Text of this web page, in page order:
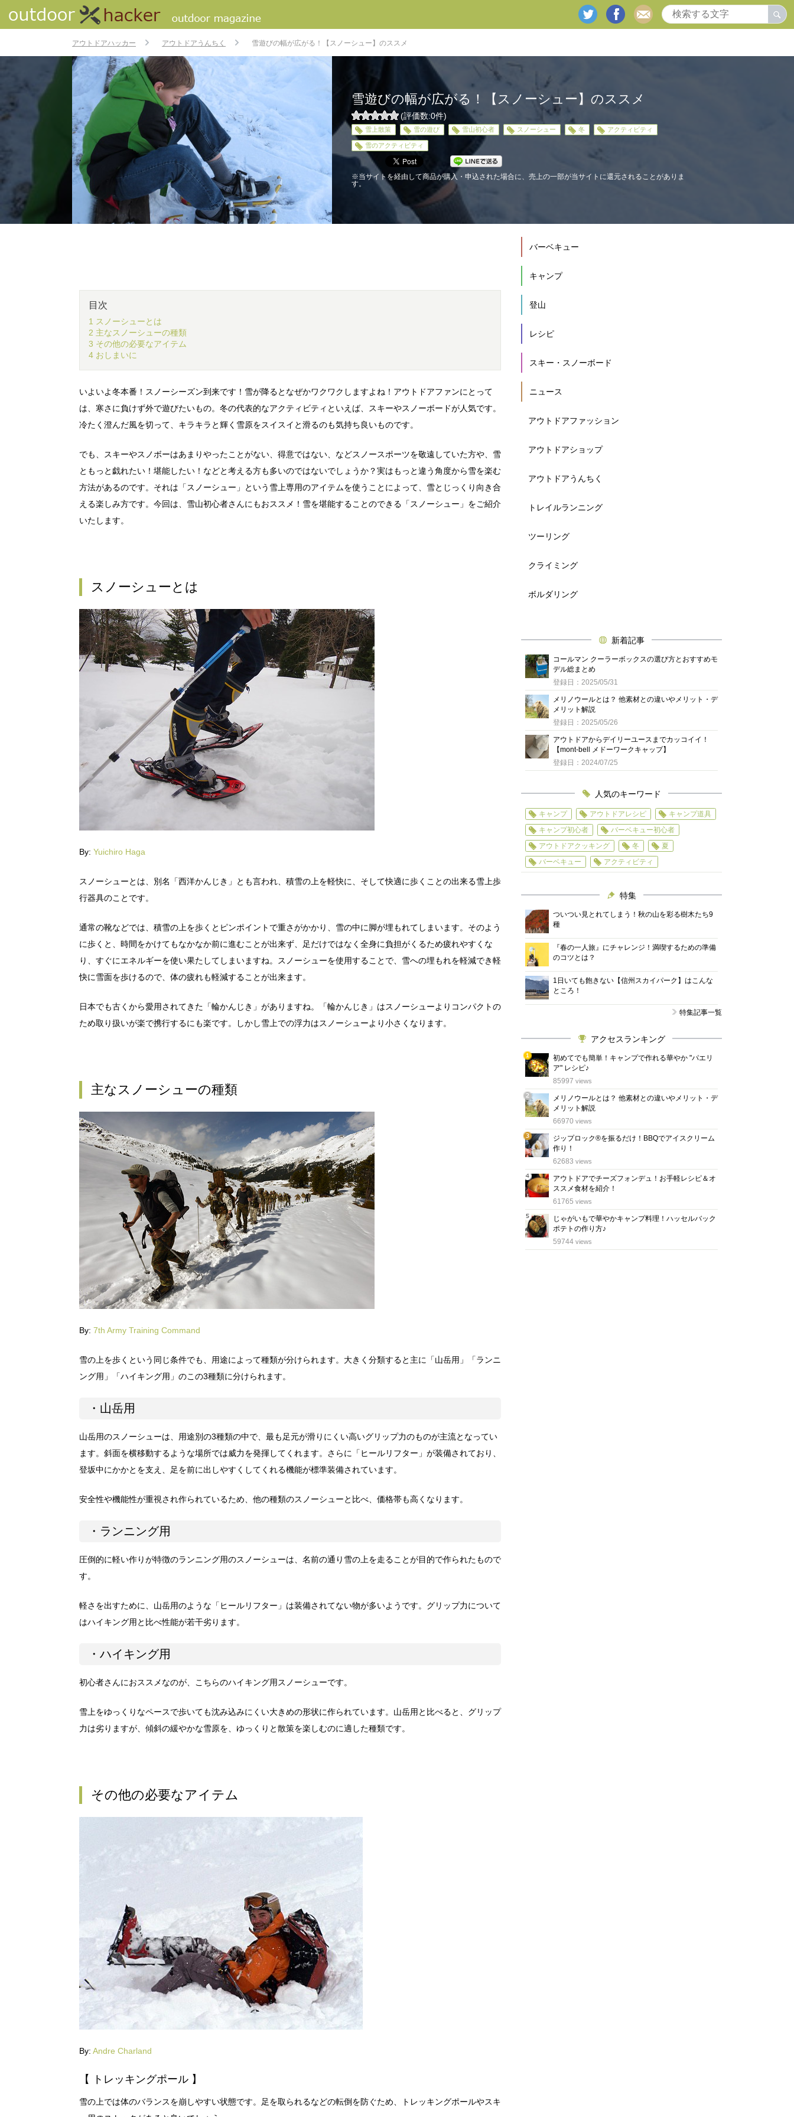
アウトドアハッカー アウトドアうんちく 雪遊びの幅が広がる！【スノーシュー】のススメ
雪遊びの幅が広がる！【スノーシュー】のススメ
0
5
(評価数:0件)
雪上散策 雪の遊び 雪山初心者 スノーシュー 冬 アクティビティ
雪のアクティビティ
※当サイトを経由して商品が購入・申込された場合に、売上の一部が当サイトに還元されることがありま
す。
目次
1 スノーシューとは
2 主なスノーシューの種類
3 その他の必要なアイテム
4 おしまいに
いよいよ冬本番！スノーシーズン到来です！雪が降るとなぜかワクワクしますよね！アウトドアファンにとって
は、寒さに負けず外で遊びたいもの。冬の代表的なアクティビティといえば、スキーやスノーボードが人気です。
冷たく澄んだ風を切って、キラキラと輝く雪原をスイスイと滑るのも気持ち良いものです。
でも、スキーやスノボーはあまりやったことがない、得意ではない、などスノースポーツを敬遠していた方や、雪
ともっと戯れたい！堪能したい！などと考える方も多いのではないでしょうか？実はもっと違う角度から雪を楽む
方法があるのです。それは「スノーシュー」という雪上専用のアイテムを使うことによって、雪とじっくり向き合
える楽しみ方です。今回は、雪山初心者さんにもおススメ！雪を堪能することのできる「スノーシュー」をご紹介
いたします。
スノーシューとは
By: Yuichiro Haga
スノーシューとは、別名「西洋かんじき」とも言われ、積雪の上を軽快に、そして快適に歩くことの出来る雪上歩
行器具のことです。
通常の靴などでは、積雪の上を歩くとピンポイントで重さがかかり、雪の中に脚が埋もれてしまいます。そのよう
に歩くと、時間をかけてもなかなか前に進むことが出来ず、足だけではなく全身に負担がくるため疲れやすくな
り、すぐにエネルギーを使い果たしてしまいますね。スノーシューを使用することで、雪への埋もれを軽減でき軽
快に雪面を歩けるので、体の疲れも軽減することが出来ます。
日本でも古くから愛用されてきた「輪かんじき」がありますね。「輪かんじき」はスノーシューよりコンパクトの
ため取り扱いが楽で携行するにも楽です。しかし雪上での浮力はスノーシューより小さくなります。
主なスノーシューの種類
By: 7th Army Training Command
雪の上を歩くという同じ条件でも、用途によって種類が分けられます。大きく分類すると主に「山岳用」「ランニ
ング用」「ハイキング用」のこの3種類に分けられます。
・山岳用
山岳用のスノーシューは、用途別の3種類の中で、最も足元が滑りにくい高いグリップ力のものが主流となってい
ます。斜面を横移動するような場所では威力を発揮してくれます。さらに「ヒールリフター」が装備されており、
登坂中にかかとを支え、足を前に出しやすくしてくれる機能が標準装備されています。
安全性や機能性が重視され作られているため、他の種類のスノーシューと比べ、価格帯も高くなります。
・ランニング用
圧倒的に軽い作りが特徴のランニング用のスノーシューは、名前の通り雪の上を走ることが目的で作られたもので
す。
軽さを出すために、山岳用のような「ヒールリフター」は装備されてない物が多いようです。グリップ力について
はハイキング用と比べ性能が若干劣ります。
・ハイキング用
初心者さんにおススメなのが、こちらのハイキング用スノーシューです。
雪上をゆっくりなペースで歩いても沈み込みにくい大きめの形状に作られています。山岳用と比べると、グリップ
力は劣りますが、傾斜の緩やかな雪原を、ゆっくりと散策を楽しむのに適した種類です。
その他の必要なアイテム
By: Andre Charland
【 トレッキングポール 】
雪の上では体のバランスを崩しやすい状態です。足を取られるなどの転倒を防ぐため、トレッキングポールやスキ
バーベキュー
キャンプ
登山
レシピ
スキー・スノーボード
ニュース
アウトドアファッション
アウトドアショップ
アウトドアうんちく
トレイルランニング
ツーリング
クライミング
ボルダリング
新着記事
コールマン クーラーボックスの選び方とおすすめモ
デル総まとめ
登録日：2025/05/31
メリノウールとは？ 他素材との違いやメリット・デ
メリット解説
登録日：2025/05/26
アウトドアからデイリーユースまでカッコイイ！
【mont-bell メドーワークキャップ】
登録日：2024/07/25
人気のキーワード
キャンプ アウトドアレシピ
キャンプ道具
キャンプ初心者
バーベキュー初心者
アウトドアクッキング
冬
夏
バーベキュー
アクティビティ
特集
ついつい見とれてしまう！秋の山を彩る樹木たち9
種
『春の一人旅』にチャレンジ！満喫するための準備
のコツとは？
1日いても飽きない【信州スカイパーク】はこんな
ところ！
特集記事一覧
アクセスランキング
1
位
初めてでも簡単！キャンプで作れる華やか "パエリ
ア" レシピ♪
85997 views
2
位
メリノウールとは？ 他素材との違いやメリット・デ
メリット解説
66970 views
3
位
ジップロック®を振るだけ！BBQでアイスクリーム
作り！
62683 views
4
位
アウトドアでチーズフォンデュ！お手軽レシピ＆オ
ススメ食材を紹介！
61765 views
5
位
じゃがいもで華やかキャンプ料理！ハッセルバック
ポテトの作り方♪
59744 views